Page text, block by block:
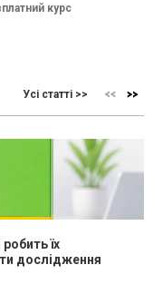
курс
Усі статті >>
їх
дослідження